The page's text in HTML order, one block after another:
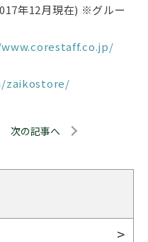
12月現在) ※グルー
zaikostore/
次の記事へ